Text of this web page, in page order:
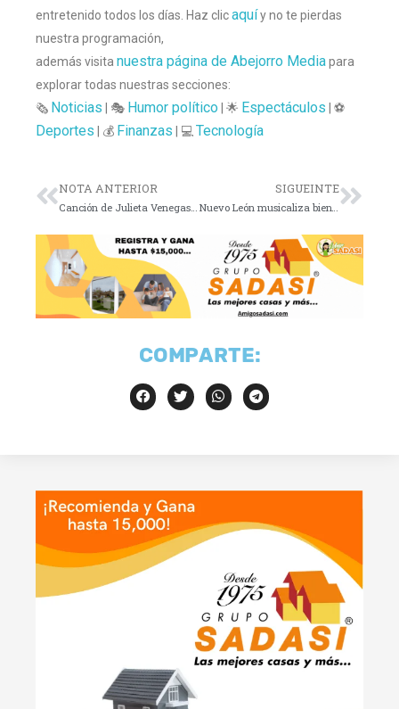
entretenido todos los días. Haz clicaquíy no te pierdas
nuestra programación,
además visita nuestra página de Abejorro Mediapara
explorar todas nuestras secciones:
🗞️ Noticias | 🎭 Humor político| 🌟 Espectáculos | ⚽
Deportes | 💰 Finanzas | 💻 Tecnología
NOTA ANTERIOR SIGUEINTE
Nuevo León musicaliza bienvenida mundialista
COMPARTE: